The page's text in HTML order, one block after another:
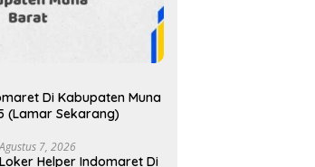
Di Kabupaten Muna
(Lamar Sekarang)
Agustus 7, 2026
Loker Helper Indomaret Di